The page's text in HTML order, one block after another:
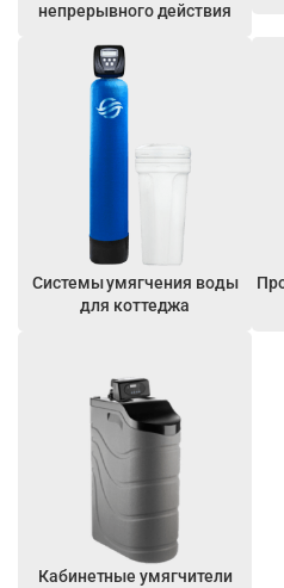
непрерывного действия
Системы умягчения воды
для коттеджа
Кабинетные умягчители